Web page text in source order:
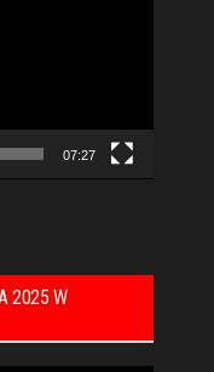
07:27
2025 W